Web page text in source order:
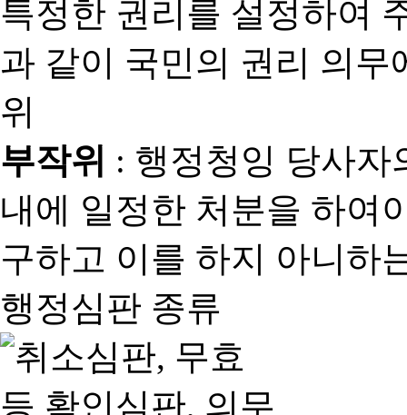
특정한 권리를 설정하여
과 같이 국민의 권리 의
위
부작위 : 행정청잉 당사자
내에 일정한 처분을 하여
구하고 이를 하지 아니하
행정심판 종류